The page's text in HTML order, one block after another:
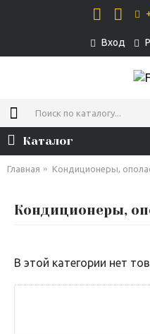
Вход
Каталог
Главная Кондиционеры,
Кондиционеры,
В этой категории нет